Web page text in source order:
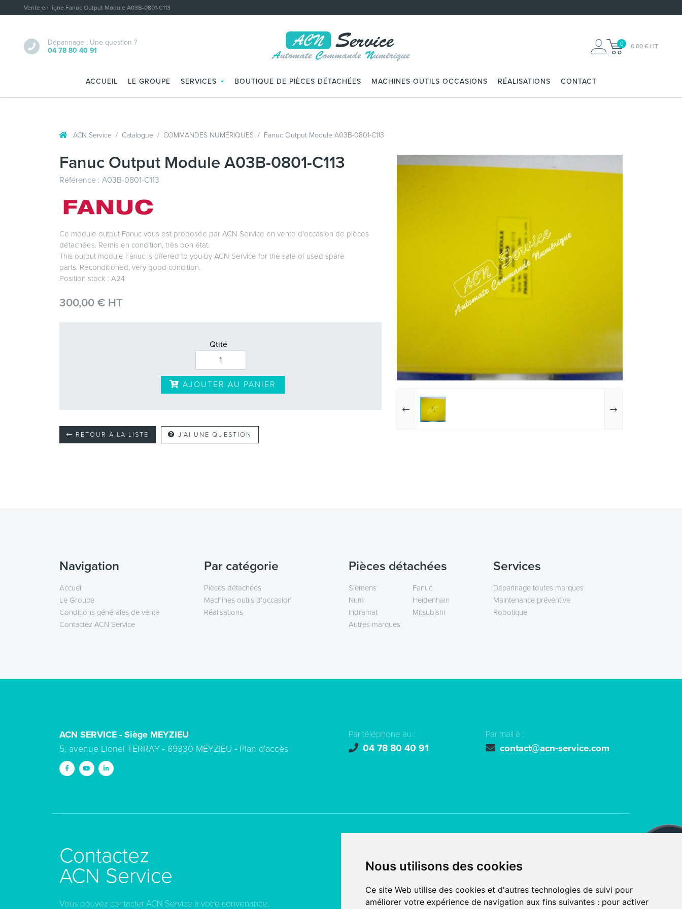
Nous utilisons des cookies
Ce site Web utilise des cookies et d'autres technologies de suivi pour
améliorer votre expérience de navigation aux fins suivantes : pour activer
Vente en ligne Fanuc Output Module A03B-0801-C113
Dépannage : Une question ?
04 78 80 40 91
0 0.00 € HT
ACCUEIL LE GROUPE SERVICES BOUTIQUE DE PIÈCES DÉTACHÉES MACHINES-OUTILS OCCASIONS RÉALISATIONS CONTACT
ACN Service Catalogue COMMANDES NUMÉRIQUES Fanuc Output Module A03B-0801-C113
Fanuc Output Module A03B-0801-C113
Référence : A03B-0801-C113
Ce module output Fanuc vous est proposée par ACN Service en vente d'occasion de pièces
détachées. Remis en condition, très bon état.
This output module Fanuc is offered to you by ACN Service for the sale of used spare
parts. Reconditioned, very good condition.
Position stock : A24
300,00 € HT
Qtité
AJOUTER AU PANIER
RETOUR À LA LISTE J'AI UNE QUESTION
Navigation
Accueil
Le Groupe
Conditions générales de vente
Contactez ACN Service
Par catégorie
Pièces détachées
Machines outils d’occasion
Réalisations
Pièces détachées
Siemens
Num
Indramat
Autres marques
Fanuc
Heidenhain
Mitsubishi
Services
Dépannage toutes marques
Maintenance préventive
Robotique
ACN SERVICE - Siège MEYZIEU
5, avenue Lionel TERRAY - 69330 MEYZIEU - Plan d'accès
Par téléphone au :
04 78 80 40 91
Par mail à :
contact acn-service.com
Contactez
ACN Service
Vous pouvez contacter ACN Service à votre convenance,
Création de site internetfait avec
par l’agence digitale
MENTIONS LÉGALES UTILISATION DES COOKIES